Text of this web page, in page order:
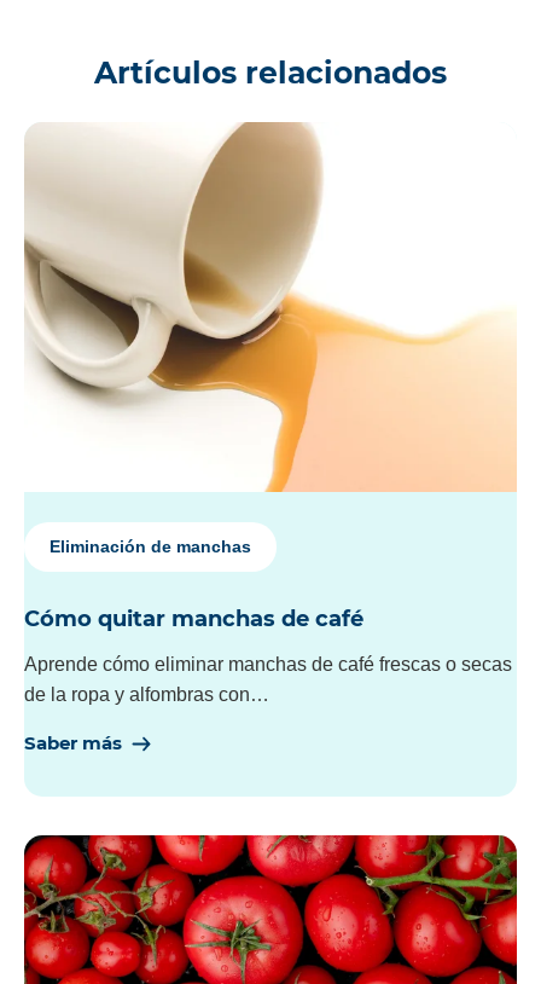
Artículos relacionados
Eliminación de manchas
Cómo quitar manchas de café
Aprende cómo eliminar manchas de café frescas o secas
de la ropa y alfombras con…
Saber más